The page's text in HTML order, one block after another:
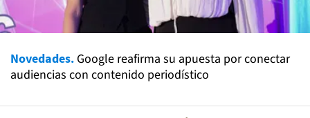
Novedades. Google reafirma su apuesta por conectar
audiencias con contenido periodístico